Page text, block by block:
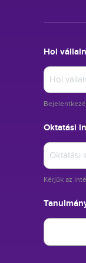
Hol
Oktatási
Kérjük az